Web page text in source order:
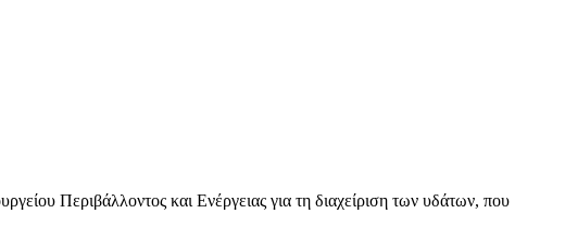
Περιβάλλοντος και Ενέργειας για τη διαχείριση των υδάτων, που